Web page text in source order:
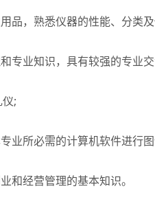
，熟悉仪器的性能、分类及
业知识，具有较强的专业
;
所必需的计算机软件进行图
经营管理的基本知识。